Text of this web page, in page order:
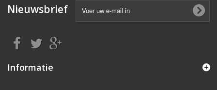
Nieuwsbrief
Informatie